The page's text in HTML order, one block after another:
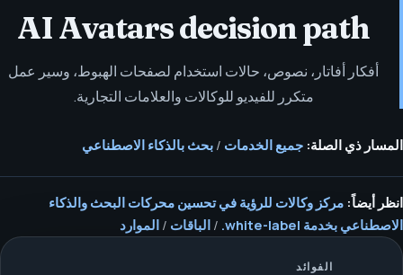
AI Avatars decision path
أفكار أفاتار، نصوص، حالات استخدام لصفحات الهبوط، وسير عمل
متكرر للفيديو للوكالات والعلامات التجارية.
المسار ذي الصلة: جميع الخدمات / بحث بالذكاء الاصطناعي
انظر أيضاً: مركز وكالات للرؤية في تحسين محركات البحث والذكاء
الاصطناعي بخدمة white-label.
/ الباقات / الموارد
الفوائد